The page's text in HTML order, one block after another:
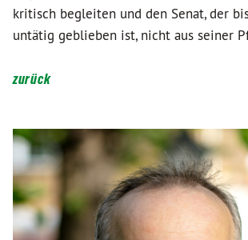
kritisch begleiten und den Senat, der
untätig geblieben ist, nicht aus seiner
zurück